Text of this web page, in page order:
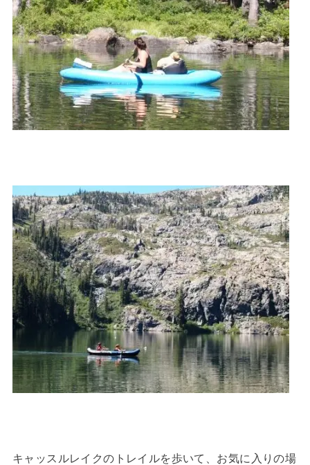
キャッスルレイクのトレイルを歩いて、お気に入りの場